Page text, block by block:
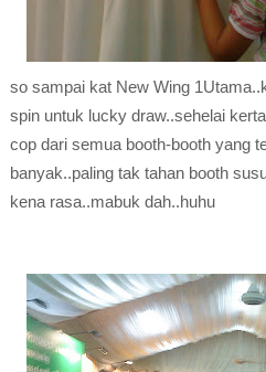
so sampai kat New Wing
spin untuk lucky draw..sehelai
cop dari semua booth-booth yang
banyak..paling tak tahan booth
kena rasa..mabuk dah..huhu